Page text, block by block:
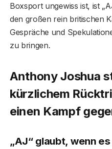
Boxsport ungewiss ist, ist
den großen rein britischen
Gespräche und
zu bringen.
Anthony Joshua
kürzlichem
einen Kampf
„AJ“ glaubt, wenn